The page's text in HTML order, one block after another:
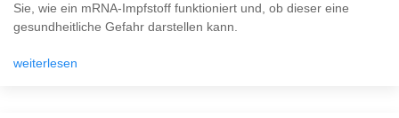
Sie, wie ein mRNA-Impfstoff funktioniert und, ob dieser eine
gesundheitliche Gefahr darstellen kann.
weiterlesen